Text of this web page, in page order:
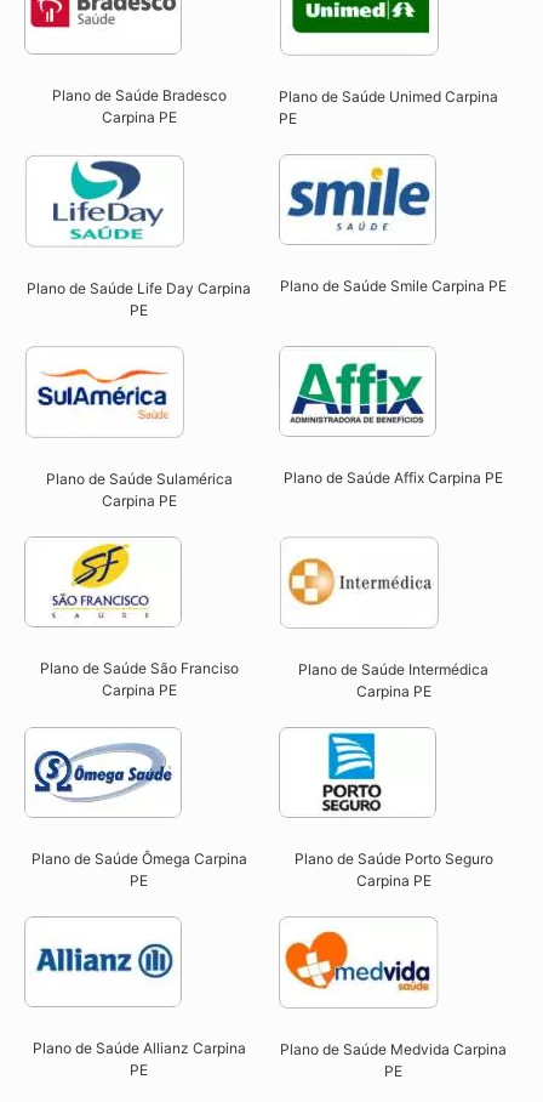
Plano de Saúde Bradesco
Carpina PE
Plano de Saúde Unimed Carpina
PE
Plano de Saúde Life Day Carpina
PE
Plano de Saúde Smile Carpina PE​
Plano de Saúde Sulamérica
Carpina PE
Plano de Saúde Affix Carpina PE​
Plano de Saúde São Franciso
Carpina PE​
Plano de Saúde Intermédica
Carpina PE​
Plano de Saúde Ômega Carpina
PE​
Plano de Saúde Porto Seguro
Carpina PE​
Plano de Saúde Allianz Carpina
PE​
Plano de Saúde Medvida Carpina
PE